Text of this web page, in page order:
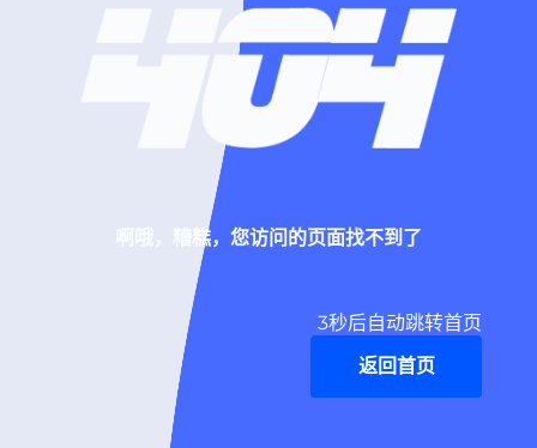
啊哦，糟糕，您访问的页面找不到了
3秒后自动跳转首页
返回首页